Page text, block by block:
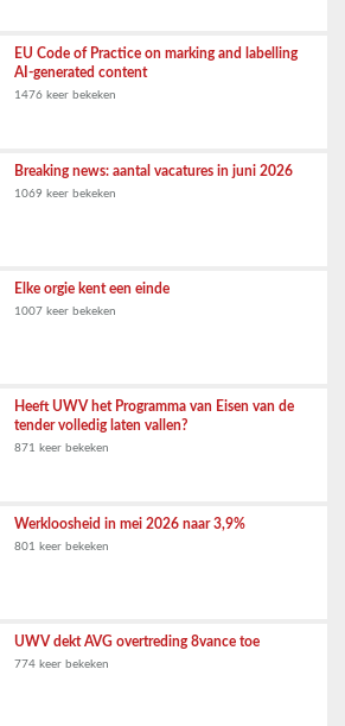
EU Code of Practice on marking and labelling
AI-generated content
1476 keer bekeken
Breaking news: aantal vacatures in juni 2026
1069 keer bekeken
Elke orgie kent een einde
1007 keer bekeken
Heeft UWV het Programma van Eisen van de
tender volledig laten vallen?
871 keer bekeken
Werkloosheid in mei 2026 naar 3,9%
801 keer bekeken
UWV dekt AVG overtreding 8vance toe
774 keer bekeken